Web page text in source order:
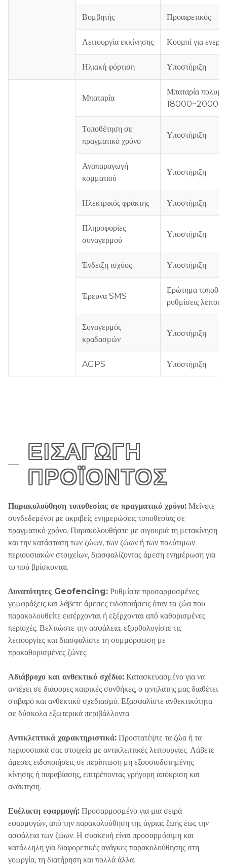
Βομβητής Προαιρετικός
Λειτουργία εκκίνησης Κουμπί για
Ηλιακή φόρτιση Υποστήριξη
Μπαταρία
Μπαταρία
18000~20000
Τοποθέτηση σε
πραγματικό χρόνο
Υποστήριξη
Αναπαραγωγή
κομματιού
Υποστήριξη
Ηλεκτρικός φράκτης Υποστήριξη
Πληροφορίες
συναγερμού
Υποστήριξη
Ένδειξη ισχύος Υποστήριξη
Έρευνα SMS
Ερώτημα
ρυθμίσεις
Συναγερμός
κραδασμών
Υποστήριξη
AGPS Υποστήριξη
ΕΙΣΑΓΩΓΉ
ΠΡΟΪΌΝΤΟΣ
Παρακολούθηση τοποθεσίας σε πραγματικό χρόνο:Μείνετε
συνδεδεμένοι με ακριβείς ενημερώσεις τοποθεσίας σε
πραγματικό χρόνο. Παρακολουθήστε με σιγουριά τη μετακίνηση
και την κατάσταση των ζώων, των ζώων ή των πολύτιμων
περιουσιακών στοιχείων, διασφαλίζοντας άμεση ενημέρωση για
το πού βρίσκονται.
Δυνατότητες Geofencing:Ρυθμίστε προσαρμοσμένες
γεωφράξεις και λάβετε άμεσες ειδοποιήσεις όταν τα ζώα που
παρακολουθείτε εισέρχονται ή εξέρχονται από καθορισμένες
περιοχές. Βελτιώστε την ασφάλεια, εξορθολογίστε τις
λειτουργίες και διασφαλίστε τη συμμόρφωση με
προκαθορισμένες ζώνες.
Αδιάβροχο και ανθεκτικό σχέδιο:Κατασκευασμένο για να
αντέχει σε διάφορες καιρικές συνθήκες, ο ιχνηλάτης μας διαθέτει
στιβαρό και ανθεκτικό σχεδιασμό. Εξασφαλίστε ανθεκτικότητα
σε δύσκολα εξωτερικά περιβάλλοντα.
Αντικλεπτικά χαρακτηριστικά:Προστατέψτε τα ζώα ή τα
περιουσιακά σας στοιχεία με αντικλεπτικές λειτουργίες. Λάβετε
άμεσες ειδοποιήσεις σε περίπτωση μη εξουσιοδοτημένης
κίνησης ή παραβίασης, επιτρέποντας γρήγορη απόκριση και
ανάκτηση.
Ευέλικτη εφαρμογή:Προσαρμοσμένο για μια σειρά
εφαρμογών, από την παρακολούθηση της άγριας ζωής έως την
ασφάλεια των ζώων. Η συσκευή είναι προσαρμόσιμη και
κατάλληλη για διαφορετικές ανάγκες παρακολούθησης στη
γεωργία, τη διατήρηση και πολλά άλλα.